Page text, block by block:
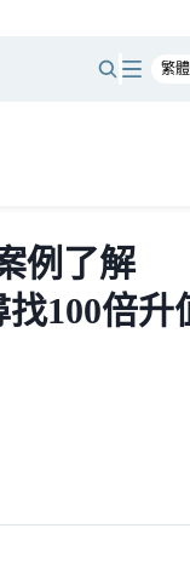
例了解
100倍升